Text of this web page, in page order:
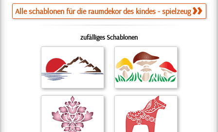
Alle schablonen für die raumdekor des kindes - spielzeug
zufälliges Schablonen